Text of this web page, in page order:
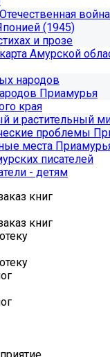
(1945)
и прозе
Амурской
народов
Приамурья
края
и растительный
проблемы
места
писателей
- детям
книг
книг